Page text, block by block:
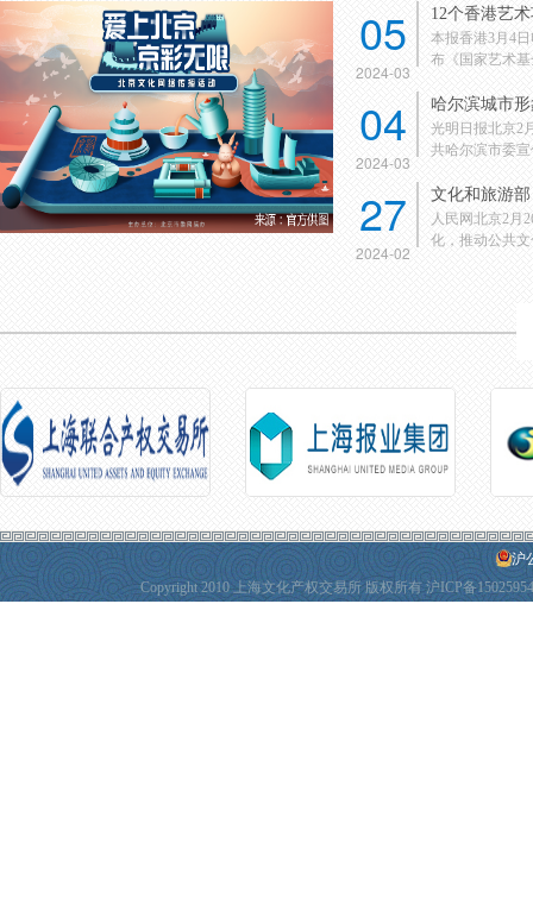
05
2024-03
12个香港艺
本报香港3月4
布《国家艺术
04
2024-03
哈尔滨城市
光明日报北京2
共哈尔滨市委
27
2024-02
文化和旅游
人民网北京2月
化，推动公共
沪
Copyright 2010 上海文化产权交易所 版权所有沪ICP备